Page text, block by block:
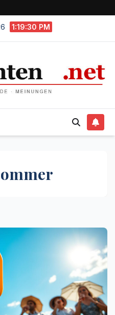
1:19:31 PM